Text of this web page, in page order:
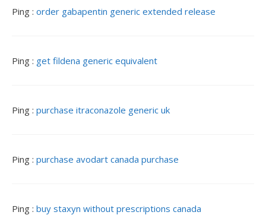
Ping : order gabapentin generic extended release
Ping : get fildena generic equivalent
Ping : purchase itraconazole generic uk
Ping : purchase avodart canada purchase
Ping : buy staxyn without prescriptions canada